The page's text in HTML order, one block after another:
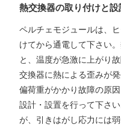
熱交換器の取り付けと設
ペルチェモジュールは、
けてから通電して下さい
と、温度が急激に上がり
交換器に熱による歪みが
偏荷重がかかり故障の原
設計・設置を行って下さ
が、引きはがし応力には